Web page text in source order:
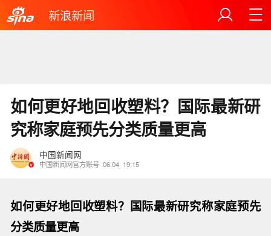
新浪新闻
如何更好地回收塑料？国际最新研
究称家庭预先分类质量更高
中国新闻网
中国新闻网官方账号 06.04 19:15
如何更好地回收塑料？国际最新研究称家庭预先
分类质量更高